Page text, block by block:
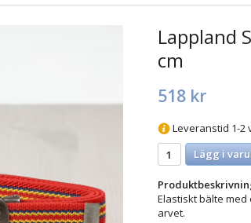
Lappland
cm
518 kr
Leveranstid 1-2
Lägg i
Elastiskt bälte
arvet.